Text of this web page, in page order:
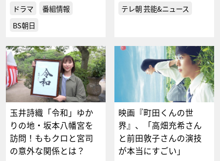
ドラマ
番組情報
BS朝日
テレ朝 芸能&ニュース
玉井詩織「令和」ゆか
りの地・坂本八幡宮を
訪問！ももクロと宮司
の意外な関係とは？
映画『町田くんの世
界』、「高畑充希さん
と前田敦子さんの演技
が本当にすごい」